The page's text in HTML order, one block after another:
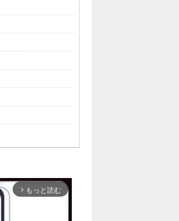
arrow_forward_ios もっと読む